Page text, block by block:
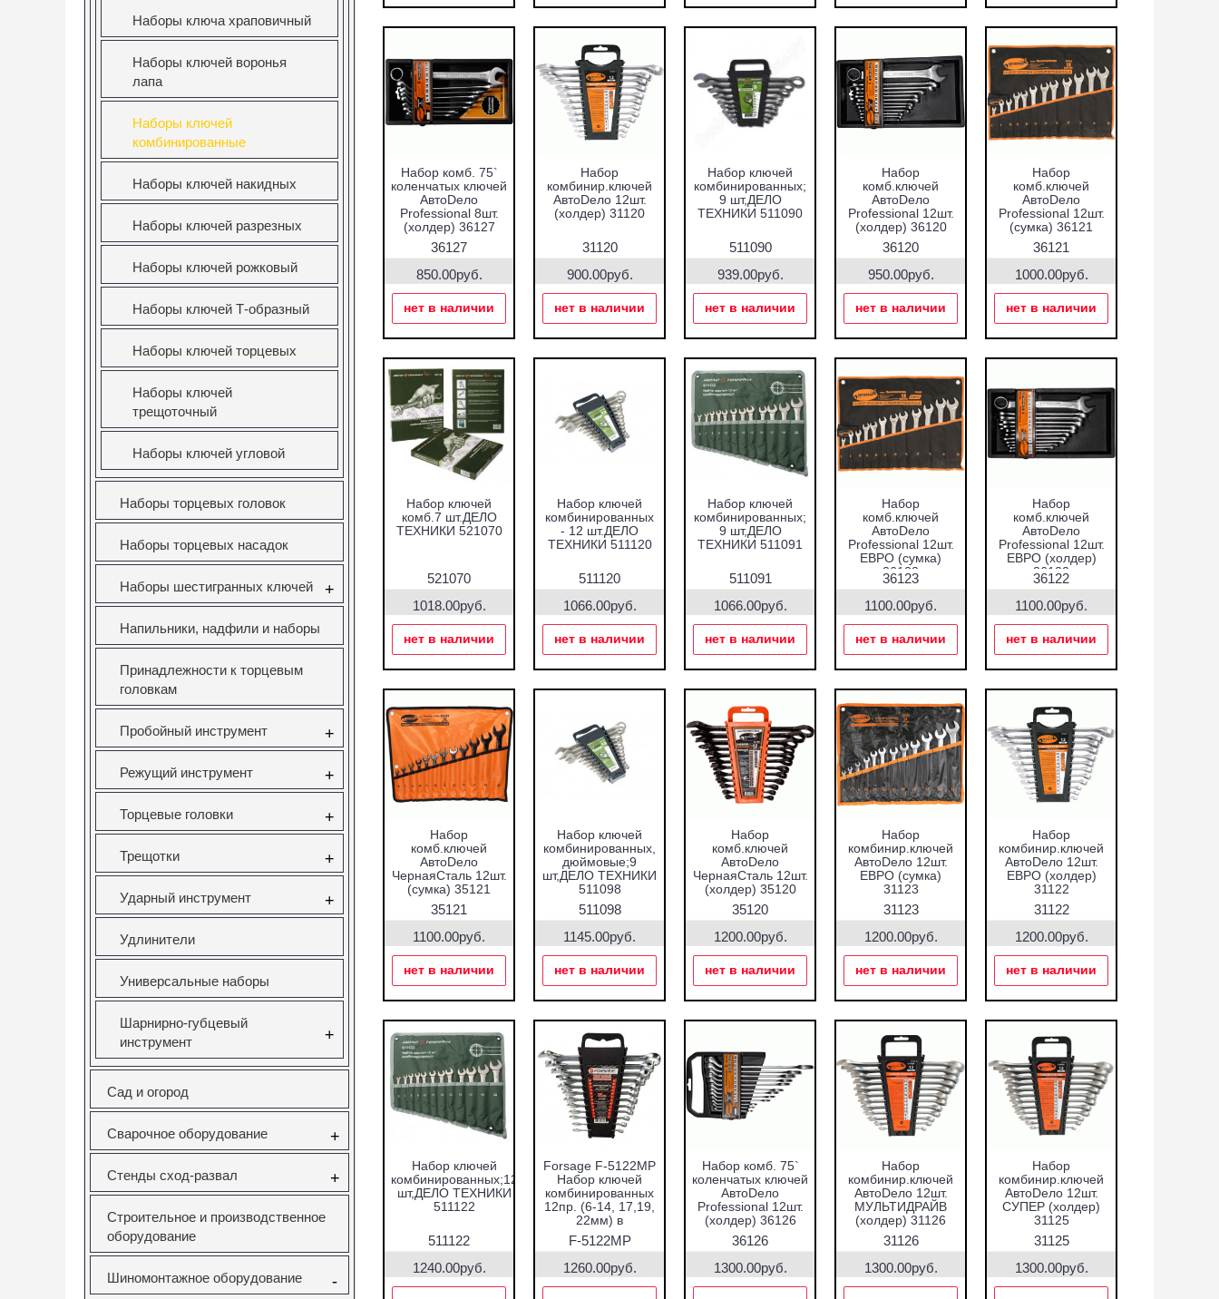
Наборы ключа храповичный
Наборы ключей воронья
лапа
Наборы ключей
комбинированные
Наборы ключей накидных
Наборы ключей разрезных
Наборы ключей рожковый
Наборы ключей Т-образный
Наборы ключей торцевых
Наборы ключей
трещоточный
Наборы ключей угловой
Наборы торцевых головок
Наборы торцевых насадок
Наборы шестигранных ключей +
Напильники, надфили и наборы
Принадлежности к торцевым
головкам
Пробойный инструмент +
Режущий инструмент +
Торцевые головки +
Трещотки +
Ударный инструмент +
Удлинители
Универсальные наборы
Шарнирно-губцевый
инструмент
+
Сад и огород
Сварочное оборудование +
Стенды сход-развал +
Строительное и производственное
оборудование
Шиномонтажное оборудование -
Набор комб. 75`
коленчатых ключей
АвтоDело
Professional 8шт.
(холдер) 36127
36127
850.00руб.
нет в наличии
Набор
комбинир.ключей
АвтоDело 12шт.
(холдер) 31120
31120
900.00руб.
нет в наличии
Набор ключей
комбинированных;
9 шт,ДЕЛО
ТЕХНИКИ 511090
511090
939.00руб.
нет в наличии
Набор
комб.ключей
АвтоDело
Professional 12шт.
(холдер) 36120
36120
950.00руб.
нет в наличии
Набор
комб.ключей
АвтоDело
Professional 12шт.
(сумка) 36121
36121
1000.00руб.
нет в наличии
Набор ключей
комб.7 шт.ДЕЛО
ТЕХНИКИ 521070
521070
1018.00руб.
нет в наличии
Набор ключей
комбинированных
- 12 шт.ДЕЛО
ТЕХНИКИ 511120
511120
1066.00руб.
нет в наличии
Набор ключей
комбинированных;
9 шт,ДЕЛО
ТЕХНИКИ 511091
511091
1066.00руб.
нет в наличии
Набор
комб.ключей
АвтоDело
Professional 12шт.
ЕВРО (сумка)
36123
36123
1100.00руб.
нет в наличии
Набор
комб.ключей
АвтоDело
Professional 12шт.
ЕВРО (холдер)
36122
36122
1100.00руб.
нет в наличии
Набор
комб.ключей
АвтоDело
ЧернаяСталь 12шт.
(сумка) 35121
35121
1100.00руб.
нет в наличии
Набор ключей
комбинированных,
дюймовые;9
шт,ДЕЛО ТЕХНИКИ
511098
511098
1145.00руб.
нет в наличии
Набор
комб.ключей
АвтоDело
ЧернаяСталь 12шт.
(холдер) 35120
35120
1200.00руб.
нет в наличии
Набор
комбинир.ключей
АвтоDело 12шт.
ЕВРО (сумка)
31123
31123
1200.00руб.
нет в наличии
Набор
комбинир.ключей
АвтоDело 12шт.
ЕВРО (холдер)
31122
31122
1200.00руб.
нет в наличии
Набор ключей
комбинированных;12
шт,ДЕЛО ТЕХНИКИ
511122
511122
1240.00руб.
Forsage F-5122MP
Набор ключей
комбинированных
12пр. (6-14, 17,19,
22мм) в
пласт.держателе
F-5122MP
1260.00руб.
Набор комб. 75`
коленчатых ключей
АвтоDело
Professional 12шт.
(холдер) 36126
36126
1300.00руб.
Набор
комбинир.ключей
АвтоDело 12шт.
МУЛЬТИДРАЙВ
(холдер) 31126
31126
1300.00руб.
Набор
комбинир.ключей
АвтоDело 12шт.
СУПЕР (холдер)
31125
31125
1300.00руб.